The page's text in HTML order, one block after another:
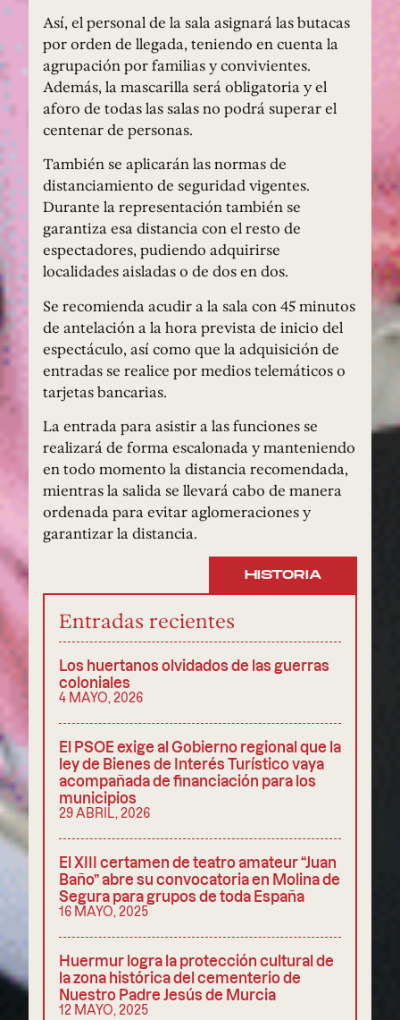
Así, el personal de la sala asignará las butacas
por orden de llegada, teniendo en cuenta la
agrupación por familias y convivientes.
Además, la mascarilla será obligatoria y el
aforo de todas las salas no podrá superar el
centenar de personas.
También se aplicarán las normas de
distanciamiento de seguridad vigentes.
Durante la representación también se
garantiza esa distancia con el resto de
espectadores, pudiendo adquirirse
localidades aisladas o de dos en dos.
Se recomienda acudir a la sala con 45 minutos
de antelación a la hora prevista de inicio del
espectáculo, así como que la adquisición de
entradas se realice por medios telemáticos o
tarjetas bancarias.
La entrada para asistir a las funciones se
realizará de forma escalonada y manteniendo
en todo momento la distancia recomendada,
mientras la salida se llevará cabo de manera
ordenada para evitar aglomeraciones y
garantizar la distancia.
HISTORIA
Entradas recientes
Los huertanos olvidados de las guerras
coloniales
4 MAYO, 2026
El PSOE exige al Gobierno regional que la
ley de Bienes de Interés Turístico vaya
acompañada de financiación para los
municipios
29 ABRIL, 2026
El XIII certamen de teatro amateur “Juan
Baño” abre su convocatoria en Molina de
Segura para grupos de toda España
16 MAYO, 2025
Huermur logra la protección cultural de
la zona histórica del cementerio de
Nuestro Padre Jesús de Murcia
12 MAYO, 2025